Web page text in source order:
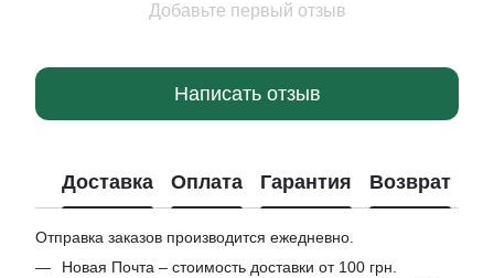
Добавьте первый отзыв
Написать отзыв
Доставка Оплата Гарантия Возврат
Отправка заказов производится ежедневно.
Новая Почта – стоимость доставки от 100 грн.